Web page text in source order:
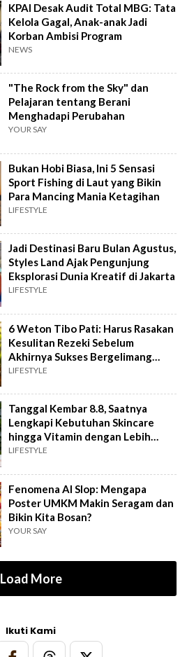
KPAI Desak Audit Total MBG: Tata
Kelola Gagal, Anak-anak Jadi
Korban Ambisi Program
NEWS
"The Rock from the Sky" dan
Pelajaran tentang Berani
Menghadapi Perubahan
YOUR SAY
Bukan Hobi Biasa, Ini 5 Sensasi
Sport Fishing di Laut yang Bikin
Para Mancing Mania Ketagihan
LIFESTYLE
Jadi Destinasi Baru Bulan Agustus,
Styles Land Ajak Pengunjung
Eksplorasi Dunia Kreatif di Jakarta
LIFESTYLE
6 Weton Tibo Pati: Harus Rasakan
Kesulitan Rezeki Sebelum
Akhirnya Sukses Bergelimang
Harta
LIFESTYLE
Tanggal Kembar 8.8, Saatnya
Lengkapi Kebutuhan Skincare
hingga Vitamin dengan Lebih
Hemat
LIFESTYLE
Fenomena AI Slop: Mengapa
Poster UMKM Makin Seragam dan
Bikin Kita Bosan?
YOUR SAY
Load More
Ikuti Kami